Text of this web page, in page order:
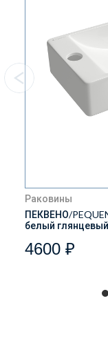
Раковины
ПЕКВЕНО/
белый
4600 ₽